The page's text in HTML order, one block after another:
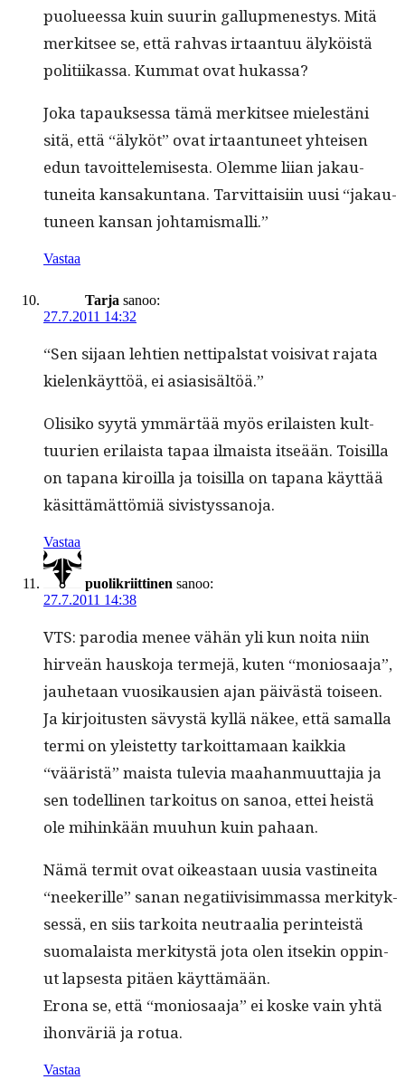
puolueessa kuin suurin gallupmen­estys. Mitä
merk­it­see se, että rah­vas irtaan­tuu älyköistä
poli­ti­ikas­sa. Kum­mat ovat hukassa?
Joka tapauk­ses­sa tämä merk­it­see mielestäni
sitä, että “älyköt” ovat irtaan­tuneet yhteisen
edun tavoit­telemis­es­ta. Olemme liian jakau­
tunei­ta kansakun­tana. Tarvit­taisi­in uusi “jakau­
tuneen kansan johtamismalli.”
Vastaa
Tarja sanoo:
27.7.2011 14:32
“Sen sijaan lehtien net­ti­pal­stat voisi­vat raja­ta
kie­lenkäyt­töä, ei asiasisältöä.”
Olisiko syytä ymmärtää myös eri­lais­ten kult­
tuurien eri­laista tapaa ilmaista itseään. Toisil­la
on tapana kiroil­la ja toisil­la on tapana käyt­tää
käsit­tämät­tömiä sivistyssanoja.
Vastaa
puolikriittinen sanoo:
27.7.2011 14:38
VTS: par­o­dia menee vähän yli kun noi­ta niin
hirveän hausko­ja ter­me­jä, kuten “moniosaa­ja”,
jauhetaan vuosikausien ajan päivästä toiseen.
Ja kir­joi­tusten sävys­tä kyl­lä näkee, että samal­la
ter­mi on yleis­tet­ty tarkoit­ta­maan kaikkia
“vääristä” maista tule­via maa­han­muut­ta­jia ja
sen todel­li­nen tarkoi­tus on sanoa, ettei heistä
ole mihinkään muuhun kuin pahaan.
Nämä ter­mit ovat oikeas­t­aan uusia vastinei­ta
“neek­er­ille” sanan negati­ivisim­mas­sa merk­i­tyk­
sessä, en siis tarkoi­ta neu­traalia per­in­teistä
suo­ma­laista merk­i­tys­tä jota olen itsekin oppin­
ut laps­es­ta pitäen käyttämään.
Erona se, että “moniosaa­ja” ei koske vain yhtä
ihon­väriä ja rotua.
Vastaa